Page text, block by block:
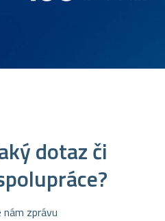
dotaz či
nám zprávu